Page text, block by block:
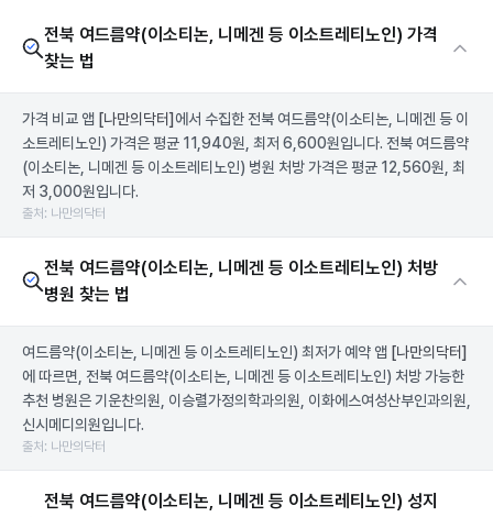
전북 여드름약(이소티논, 니메겐 등 이소트레티노인) 가격
찾는 법
가격 비교 앱 [나만의닥터] 에서 수집한 전북 여드름약(이소티논, 니메겐 등 이
소트레티노인) 가격은 평균 11,940원, 최저 6,600원입니다. 전북 여드름약
(이소티논, 니메겐 등 이소트레티노인) 병원 처방 가격은 평균 12,560원, 최
저 3,000원입니다.
출처: 나만의닥터
전북 여드름약(이소티논, 니메겐 등 이소트레티노인) 처방
병원 찾는 법
여드름약(이소티논, 니메겐 등 이소트레티노인) 최저가 예약 앱 [나만의닥터]
에 따르면, 전북 여드름약(이소티논, 니메겐 등 이소트레티노인) 처방 가능한
추천 병원은 기운찬의원, 이승렬가정의학과의원, 이화에스여성산부인과의원,
신시메디의원입니다.
출처: 나만의닥터
전북 여드름약(이소티논, 니메겐 등 이소트레티노인) 성지